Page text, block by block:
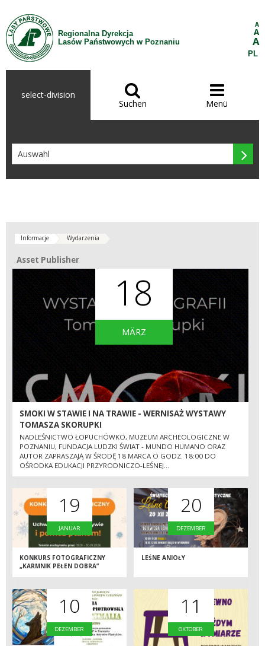
Zum Inhalt wechseln
Regionalna Dyrekcja
Lasów Państwowych w Poznaniu
A
A
A
PL
select-division 
Suchen

Menü

Informacje Wydarzenia
Asset Publisher
Asset Publisher
18
MÄRZ
SMOKI W STAWIE I NA TRAWIE - WERNISAŻ WYSTAWY
TOMASZA SKORUPKI
NADLEŚNICTWO ŁOPUCHÓWKO, MUZEUM ARCHEOLOGICZNE W
POZNANIU, FUNDACJA LUDZKI ŚWIAT - MUNDO HUMANO ORAZ
AUTOR ZAPRASZAJĄ W ŚRODĘ 18 MARCA O GODZ. 18:00 DO
OŚRODKA EDUKACJI PRZYRODNICZO-LEŚNEJ...
19
JANUAR
KONKURS FOTOGRAFICZNY
„KARMNIK PEŁEN DOBRA”
20
DEZEMBER
LEŚNE ANIOŁY
10
DEZEMBER
11
OKTOBER